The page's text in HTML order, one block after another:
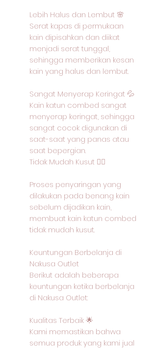
Lebih Halus dan Lembut 🌸
Serat kapas di permukaan
kain dipisahkan dan diikat
menjadi serat tunggal,
sehingga memberikan kesan
kain yang halus dan lembut.
Sangat Menyerap Keringat 💦
Kain katun combed sangat
menyerap keringat, sehingga
sangat cocok digunakan di
saat-saat yang panas atau
saat bepergian.
Tidak Mudah Kusut 🙅‍♂️
Proses penyaringan yang
dilakukan pada benang kain
sebelum dijadikan kain,
membuat kain katun combed
tidak mudah kusut.
Keuntungan Berbelanja di
Nakusa Outlet
Berikut adalah beberapa
keuntungan ketika berbelanja
di Nakusa Outlet:
Kualitas Terbaik 🌟
Kami memastikan bahwa
semua produk yang kami jual